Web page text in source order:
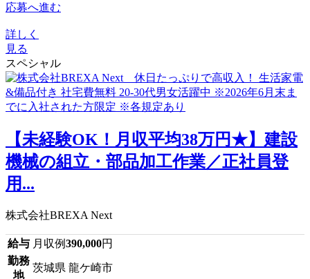
応募へ進む
詳しく
見る
スペシャル
【未経験OK！月収平均38万円★】建設
機械の組立・部品加工作業／正社員登
用...
株式会社BREXA Next
給与 月収例390,000円
勤務
地
茨城県 龍ケ崎市